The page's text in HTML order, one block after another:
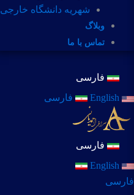
شهریه دانشگاه خارجی
وبلاگ
تماس با ما
فارسی
فارسی
فارسی
فارسی